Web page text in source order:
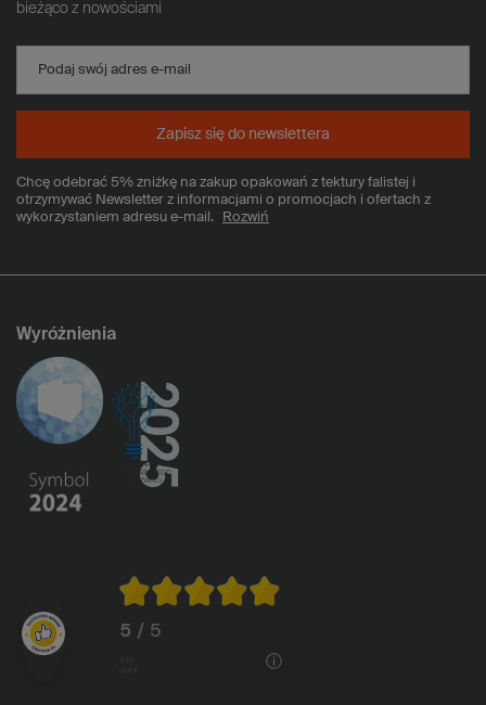
bieżąco z nowościami
Podaj swój adres e-mail
Chcę odebrać 5% zniżkę na zakup opakowań z tektury falistej i
otrzymywać Newsletter z informacjami o promocjach i ofertach z
wykorzystaniem adresu e-mail.
Rozwiń
Zapisz się do newslettera
Wyróżnienia
5 / 5